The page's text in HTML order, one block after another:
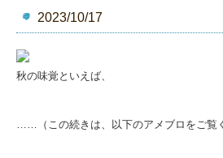
2023/10/17
秋の味覚といえば、
……（この続きは、以下のアメブロをご覧